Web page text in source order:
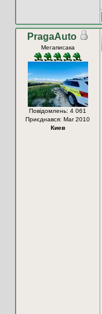
PragaAuto
Мегаписака
Повідомлень: 4 061
Приєднався: Mar 2010
Киев